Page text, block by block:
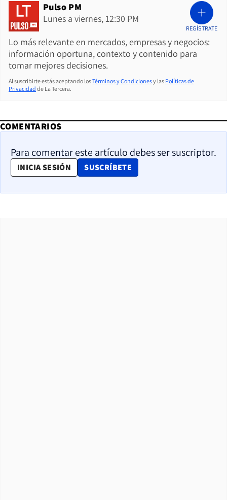
Pulso PM
Lunes a viernes, 12:30 PM
Lo más relevante en mercados, empresas y negocios:
información oportuna, contexto y contenido para
tomar mejores decisiones.
REGÍSTRATE
Al suscribirte estás aceptando losTérminos y Condicionesy las Políticas de
Privacidad de La Tercera.
COMENTARIOS
Para comentar este artículo debes ser suscriptor.
INICIA SESIÓN SUSCRÍBETE
OPENS IN NEW WINDOW